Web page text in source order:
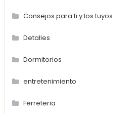
Consejos para ti y los tuyos
Detalles
Dormitorios
entretenimiento
Ferreteria